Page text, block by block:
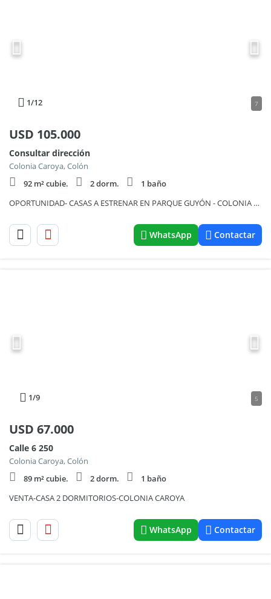
1/12 7
USD 105.000
Consultar dirección
Colonia Caroya, Colón
92 m² cubie.
2 dorm.
1 baño
OPORTUNIDAD- CASAS A ESTRENAR EN PARQUE GUYÓN - COLONIA CAROYA
WhatsApp Contactar
1/9 5
USD 67.000
Calle 6 250
Colonia Caroya, Colón
89 m² cubie.
2 dorm.
1 baño
VENTA-CASA 2 DORMITORIOS-COLONIA CAROYA
WhatsApp Contactar